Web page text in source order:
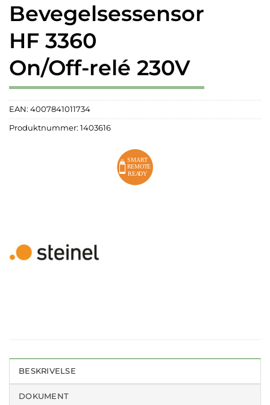
Bevegelsessensor
HF 3360
On/Off-relé 230V
EAN: 4007841011734
Produktnummer: 1403616
BESKRIVELSE
DOKUMENT